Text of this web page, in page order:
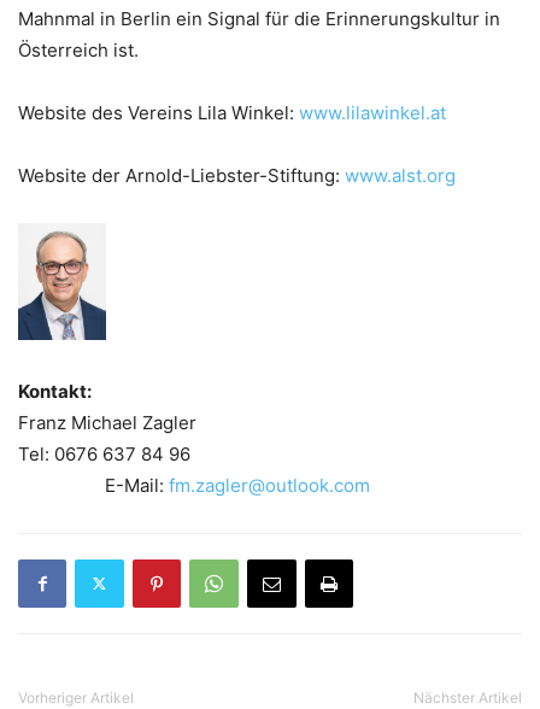
Mahnmal in Berlin ein Signal für die Erinnerungskultur in
Österreich ist.
Website des Vereins Lila Winkel: www.lilawinkel.at
Website der Arnold-Liebster-Stiftung: www.alst.org
Kontakt:
Franz Michael Zagler
Tel: 0676 637 84 96
E-Mail: fm.zagler@outlook.com
Vorheriger Artikel Nächster Artikel